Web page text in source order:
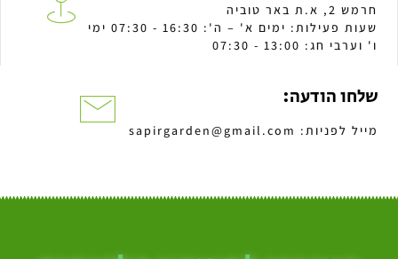
חרמש 2, א.ת באר טוביה
שעות פעילות: ימים א' – ה': 16:30 - 07:30 ימי
ו' וערבי חג: 13:00 - 07:30
שלחו הודעה:
מייל לפניות: sapirgarden@gmail.com